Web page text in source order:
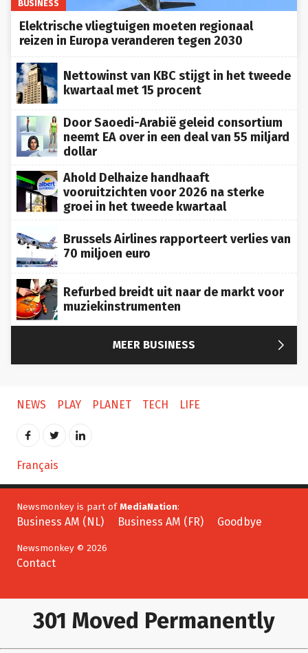
Elektrische vliegtuigen moeten regionaal
reizen in Europa veranderen tegen 2030
Nettowinst van KBC stijgt in het tweede
kwartaal met 15 procent
Door Saoedi-Arabië geleid consortium
neemt EA over in een deal van 55 miljard
dollar
Ahold Delhaize handhaaft
vooruitzichten voor 2026 na sterke
groei in het tweede kwartaal
Brussels Airlines rapporteert verlies van
70 miljoen euro
Refurbed breidt uit naar de markt voor
muziekinstrumenten
MEER BUSINESS 
NEWS PLAY PLANET TECH LIFE
Français
Newsmonkey is part of MediaNation
Business AM (NL) Business AM (FR) Goodbye
Newsmonkey © 2026
Contact
301 Moved Permanently